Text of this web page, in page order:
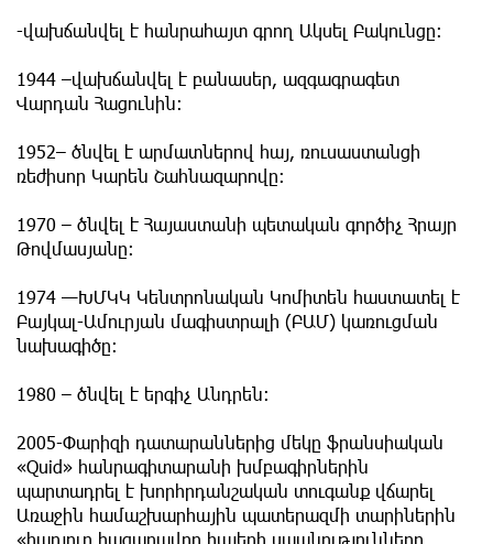
-վախճանվել է հանրահայտ գրող Ակսել Բակունցը։
1944 –վախճանվել է բանասեր, ազգագրագետ
Վարդան Հացունին։
1952– ծնվել է արմատներով հայ, ռուսաստանցի
ռեժիսոր Կարեն Շահնազարովը:
1970 – ծնվել է Հայաստանի պետական գործիչ Հրայր
Թովմասյանը։
1974 —ԽՄԿԿ Կենտրոնական Կոմիտեն հաստատել է
Բայկալ-Ամուրյան մագիստրալի (ԲԱՄ) կառուցման
նախագիծը։
1980 – ծնվել է երգիչ Անդրեն։
2005-Փարիզի դատարաններից մեկը ֆրանսիական
«Quid» հանրագիտարանի խմբագիրներին
պարտադրել է խորհրդանշական տուգանք վճարել
Առաջին համաշխարհային պատերազմի տարիներին
«հարյուր հազարավոր հայերի սպանությունները